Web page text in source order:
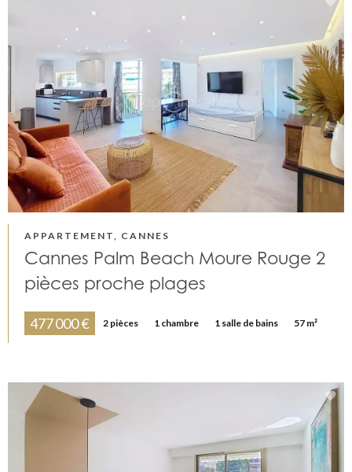
APPARTEMENT, CANNES
Cannes Palm Beach Moure Rouge 2
pièces proche plages
477 000 € 2 pièces 1 chambre 1 salle de bains 57 m²